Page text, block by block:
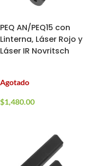
PEQ AN/PEQ15 con
Linterna, Láser Rojo y
Láser IR Novritsch
Agotado
$1,480.00